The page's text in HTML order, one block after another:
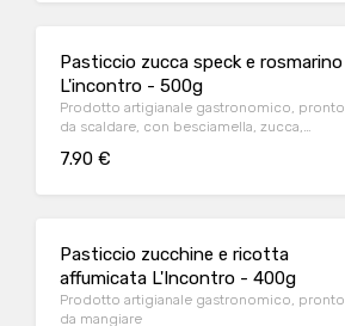
Pasticcio zucca speck e rosmarino
L'incontro - 500g
Prodotto artigianale gastronomico, pronto
da scaldare, con besciamella, zucca,
7.90 €
Pasticcio zucchine e ricotta
affumicata L'Incontro - 400g
Prodotto artigianale gastronomico, pronto
da mangiare